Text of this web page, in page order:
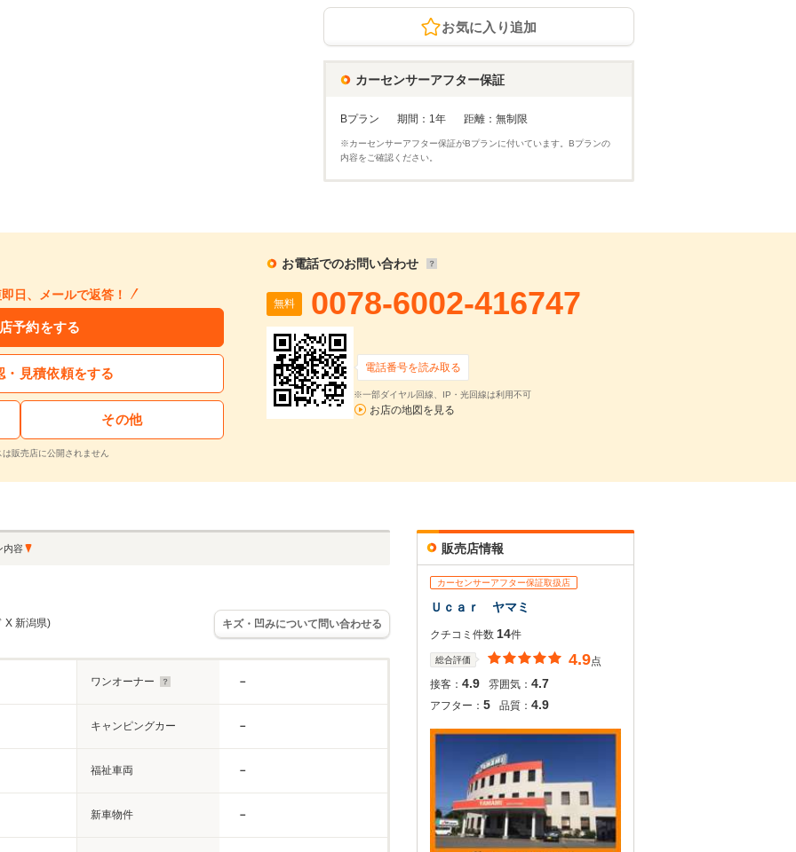
お気に入り追加
カーセンサーアフター保証
Bプラン 期間：1年 距離：無制限
※カーセンサーアフター保証がBプランに付いています。Bプランの
内容をご確認ください。
日、メールで返答！
予約をする
・見積依頼をする
その他
販売店に公開されません
お電話でのお問い合わせ
無料 0078-6002-416747
電話番号を読み取る
※一部ダイヤル回線、IP・光回線は利用不可
お店の地図を見る
内容
X 新潟県) キズ・凹みについて問い合わせる
ワンオーナー －
キャンピングカー －
福祉車両 －
新車物件 －
販売店情報
カーセンサーアフター保証取扱店
Ｕｃａｒ ヤマミ
クチコミ件数 14件
総合評価 4.9点
接客： 4.9 雰囲気： 4.7
アフター： 5 品質： 4.9